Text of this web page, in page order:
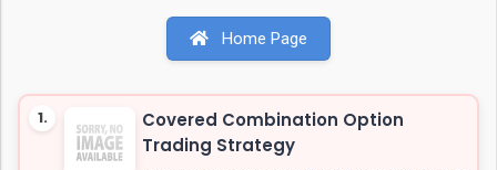
हंस हंस के मैसेज पढ रहे है...!!!
Home Page
1.
Covered Combination Option
Trading Strategy